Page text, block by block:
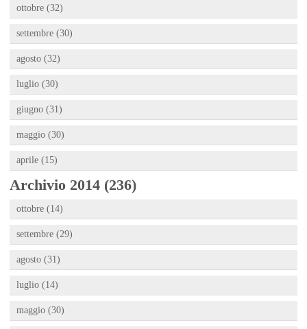
ottobre (32)
settembre (30)
agosto (32)
luglio (30)
giugno (31)
maggio (30)
aprile (15)
Archivio 2014 (236)
ottobre (14)
settembre (29)
agosto (31)
luglio (14)
maggio (30)